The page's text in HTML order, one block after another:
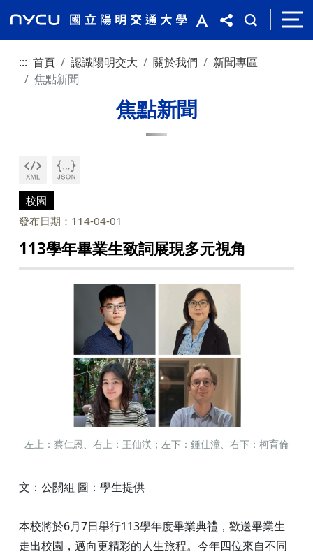
::: 首頁 認識陽明交大 關於我們
新聞專區
焦點新聞
焦點新聞
校園
發布日期：114-04-01
113學年畢業生致詞展現多元視角
左上：蔡仁恩、右上：王仙渼；左下：鍾佳潼、右下：柯育倫
文：公關組 圖：學生提供
本校將於6月7日舉行113學年度畢業典禮，歡送畢業生
走出校園，邁向更精彩的人生旅程。今年四位來自不同